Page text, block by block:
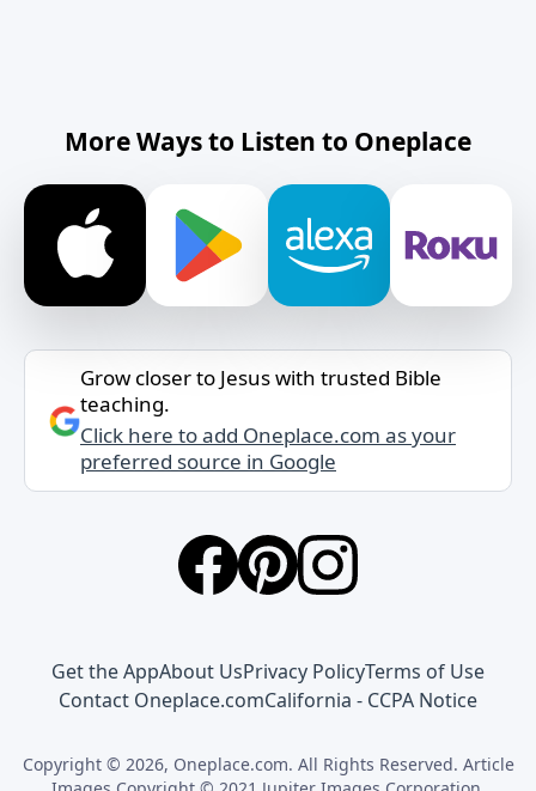
More Ways to Listen to Oneplace
Grow closer to Jesus with trusted Bible
teaching.
Click here to add Oneplace.com as your
preferred source in Google
Get the AppAbout UsPrivacy PolicyTerms of Use
Contact Oneplace.comCalifornia - CCPA Notice
Copyright © 2026, Oneplace.com. All Rights Reserved. Article